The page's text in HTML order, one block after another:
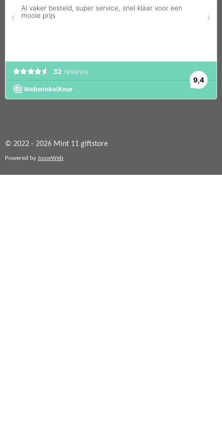
© 2022 - 2026 Mint 11 giftstore
Powered by JouwWeb